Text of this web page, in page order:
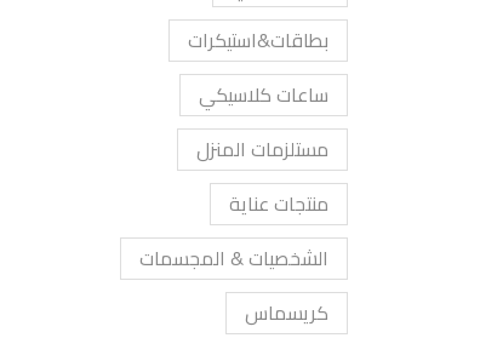
بطاقات&استيكرات
ساعات كلاسيكي
مستلزمات المنزل
منتجات عناية
الشخصيات & المجسمات
كريسماس